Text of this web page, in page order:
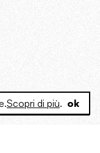
Scopri di più. ok